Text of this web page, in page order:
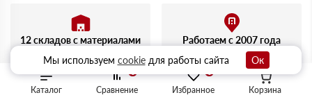
Каталог Избранное
Сравнение Корзина
12 складов с материалами
утеплитель,
пароизоляцию,
гидроизоляцию, крепеж,
Работаем с 2007 года
За годы работы
выстроили стабильные
поставки строительных
материалов
Мы используем cookieдля работы сайта Ок